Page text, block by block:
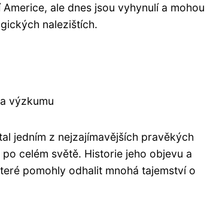
ale dnes jsou vyhynulí a mohou
nalezištích.
výzkumu
jedním z nejzajímavějších pravěkých
celém světě. Historie jeho objevu a
pomohly odhalit mnohá tajemství o